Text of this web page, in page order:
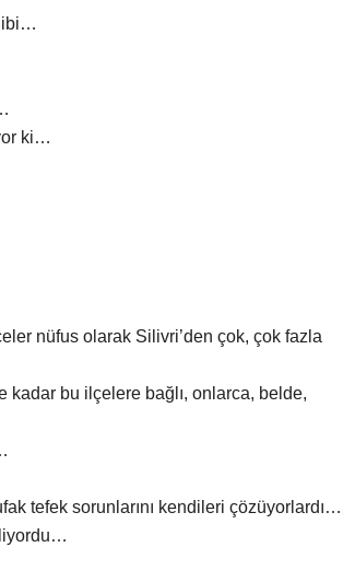
ki…
nüfus olarak Silivri’den çok, çok fazla
kadar bu ilçelere bağlı, onlarca, belde,
tefek sorunlarını kendileri çözüyorlardı…